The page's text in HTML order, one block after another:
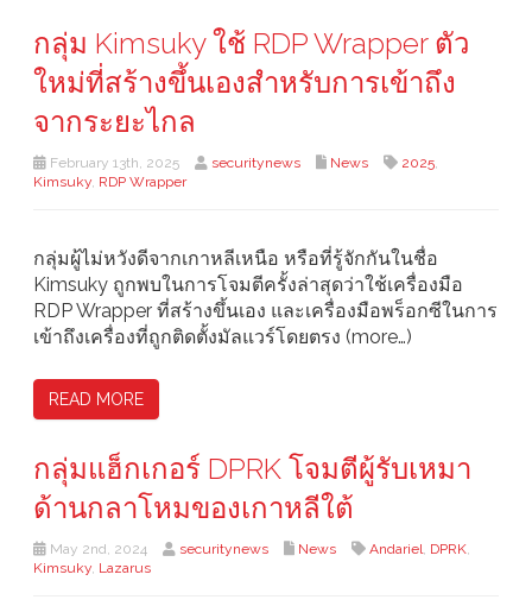
กลุ่ม Kimsuky ใช้ RDP Wrapper ตัว
ใหม่ที่สร้างขึ้นเองสำหรับการเข้าถึง
จากระยะไกล
February 13th, 2025 securitynews News 2025,
Kimsuky, RDP Wrapper
กลุ่มผู้ไม่หวังดีจากเกาหลีเหนือ หรือที่รู้จักกันในชื่อ
Kimsuky ถูกพบในการโจมตีครั้งล่าสุดว่าใช้เครื่องมือ
RDP Wrapper ที่สร้างขึ้นเอง และเครื่องมือพร็อกซีในการ
เข้าถึงเครื่องที่ถูกติดตั้งมัลแวร์โดยตรง (more…)
READ MORE
กลุ่มแฮ็กเกอร์ DPRK โจมตีผู้รับเหมา
ด้านกลาโหมของเกาหลีใต้
May 2nd, 2024 securitynews News Andariel, DPRK,
Kimsuky, Lazarus